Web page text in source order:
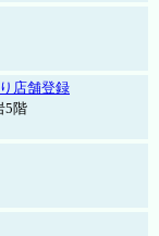
店舗登録
5階